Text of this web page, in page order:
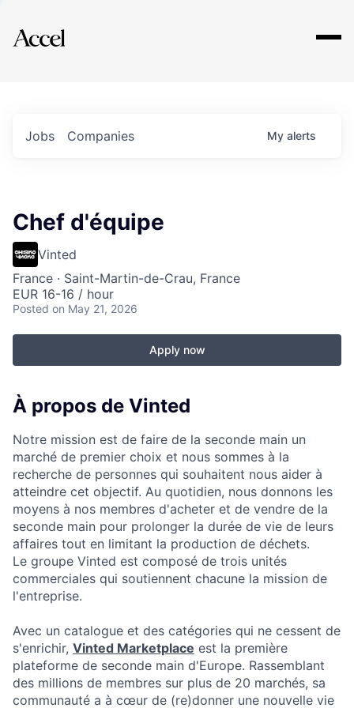
Explore
Jobs Companies My alerts
Chef d'équipe
Vinted
France · Saint-Martin-de-Crau, France
EUR 16-16 / hour
Posted on May 21, 2026
Apply now
À propos de Vinted
Notre mission est de faire de la seconde main un
marché de premier choix et nous sommes à la
recherche de personnes qui souhaitent nous aider à
atteindre cet objectif. Au quotidien, nous donnons les
moyens à nos membres d'acheter et de vendre de la
seconde main pour prolonger la durée de vie de leurs
affaires tout en limitant la production de déchets.
Le groupe Vinted est composé de trois unités
commerciales qui soutiennent chacune la mission de
l'entreprise.
Avec un catalogue et des catégories qui ne cessent de
s'enrichir, Vinted Marketplace est la première
plateforme de seconde main d'Europe. Rassemblant
des millions de membres sur plus de 20 marchés, sa
communauté a à cœur de (re)donner une nouvelle vie